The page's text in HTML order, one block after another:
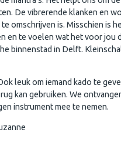
De vibrerende klanken en
omschrijven is. Misschien is
en te voelen wat het voor jou
binnenstad in Delft.
leuk om iemand kado te
kan gebruiken. We
instrument mee te nemen.